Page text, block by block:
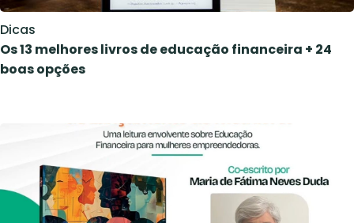
Dicas
Os 13 melhores livros de educação financeira + 24
boas opções